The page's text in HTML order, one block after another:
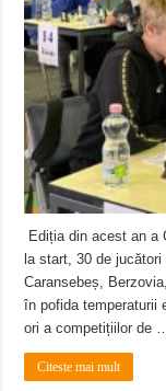
Ediția din acest an a
la start, 30 de
Caransebeș,
în pofida temperaturii
ori a competițiilor de
Citeste mai mult